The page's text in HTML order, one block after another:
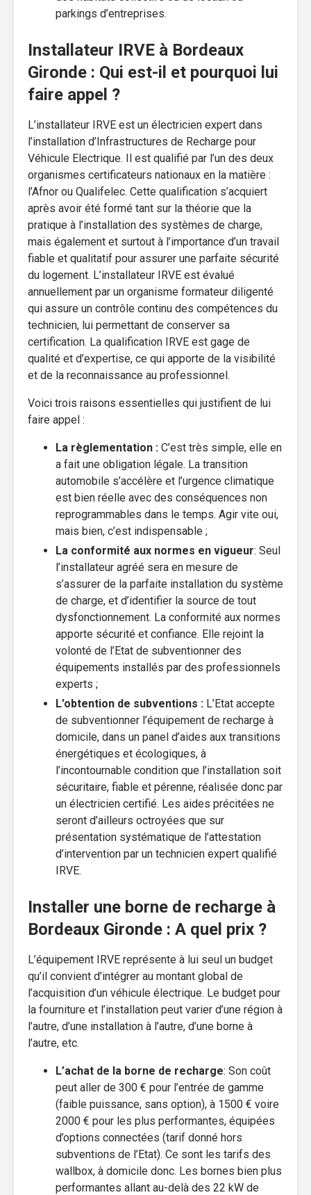
parkings d’entreprises.
Installateur IRVE à Bordeaux
Gironde : Qui est-il et pourquoi lui
faire appel ?
L’installateur IRVE est un électricien expert dans
l’installation d’Infrastructures de Recharge pour
Véhicule Electrique. Il est qualifié par l’un des deux
organismes certificateurs nationaux en la matière :
l’Afnor ou Qualifelec. Cette qualification s’acquiert
après avoir été formé tant sur la théorie que la
pratique à l’installation des systèmes de charge,
mais également et surtout à l’importance d’un travail
fiable et qualitatif pour assurer une parfaite sécurité
du logement. L’installateur IRVE est évalué
annuellement par un organisme formateur diligenté
qui assure un contrôle continu des compétences du
technicien, lui permettant de conserver sa
certification. La qualification IRVE est gage de
qualité et d’expertise, ce qui apporte de la visibilité
et de la reconnaissance au professionnel.
Voici trois raisons essentielles qui justifient de lui
faire appel :
La règlementation : C’est très simple, elle en
a fait une obligation légale. La transition
automobile s’accélère et l’urgence climatique
est bien réelle avec des conséquences non
reprogrammables dans le temps. Agir vite oui,
mais bien, c’est indispensable ;
La conformité aux normes en vigueur: Seul
l’installateur agréé sera en mesure de
s’assurer de la parfaite installation du système
de charge, et d’identifier la source de tout
dysfonctionnement. La conformité aux normes
apporte sécurité et confiance. Elle rejoint la
volonté de l’Etat de subventionner des
équipements installés par des professionnels
experts ;
L’obtention de subventions : L’Etat accepte
de subventionner l’équipement de recharge à
domicile, dans un panel d’aides aux transitions
énergétiques et écologiques, à
l’incontournable condition que l’installation soit
sécuritaire, fiable et pérenne, réalisée donc par
un électricien certifié. Les aides précitées ne
seront d’ailleurs octroyées que sur
présentation systématique de l’attestation
d’intervention par un technicien expert qualifié
IRVE.
Installer une borne de recharge à
Bordeaux Gironde : A quel prix ?
L’équipement IRVE représente à lui seul un budget
qu’il convient d’intégrer au montant global de
l’acquisition d’un véhicule électrique. Le budget pour
la fourniture et l’installation peut varier d’une région à
l’autre, d’une installation à l’autre, d’une borne à
l’autre, etc.
L’achat de la borne de recharge: Son coût
peut aller de 300 € pour l’entrée de gamme
(faible puissance, sans option), à 1500 € voire
2000 € pour les plus performantes, équipées
d’options connectées (tarif donné hors
subventions de l’Etat). Ce sont les tarifs des
wallbox, à domicile donc. Les bornes bien plus
performantes allant au-delà des 22 kW de